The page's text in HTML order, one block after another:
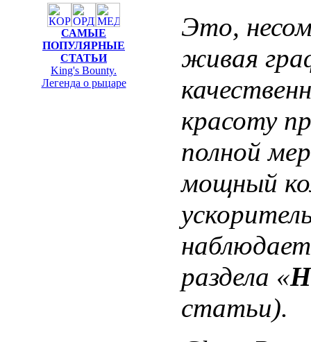
САМЫЕ
ПОПУЛЯРНЫЕ
СТАТЬИ
King's Bounty.
Легенда о рыцаре
Это,
живая
красоту
полной
мощный
раздела «
статьи).